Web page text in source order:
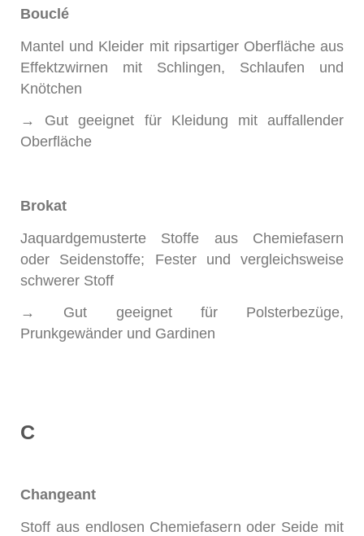
Bouclé
Mantel und Kleider mit ripsartiger Oberfläche aus
Effektzwirnen mit Schlingen, Schlaufen und
Knötchen
→ Gut geeignet für Kleidung mit auffallender
Oberfläche
Brokat
Jaquardgemusterte Stoffe aus Chemiefasern
oder Seidenstoffe; Fester und vergleichsweise
schwerer Stoff
→ Gut geeignet für Polsterbezüge,
Prunkgewänder und Gardinen
C
Changeant
Stoff aus endlosen Chemiefasern oder Seide mit